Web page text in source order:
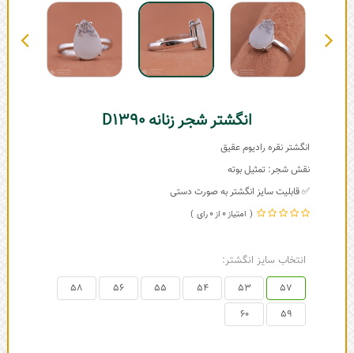
انگشتر شجر زنانه D1390
انگشتر نقره رادیوم عقیق
نقش شجر: تمثیل بوته
✅ قابلیت سایز انگشتر به صورت دستی
0
0
انتخاب سایز انگشتر:
57
53
54
55
56
58
59
60